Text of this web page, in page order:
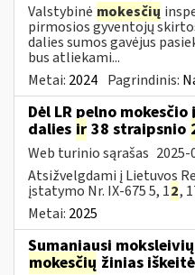
Valstybinė mokesčių
pirmosios gyventojų
dalies sumos gavėjus
bus atliekami...
Metai: 2024 Pagrindinis:
Dėl LR pelno
dalies ir 38 straipsnio
Web turinio sąrašas 2025-
Atsižvelgdami į Lietuvos
įstatymo Nr. IX-675 5, 12,
Metai: 2025
Sumaniausi
mokesčių žinias